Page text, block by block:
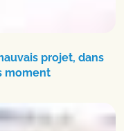
projet, dans
moment